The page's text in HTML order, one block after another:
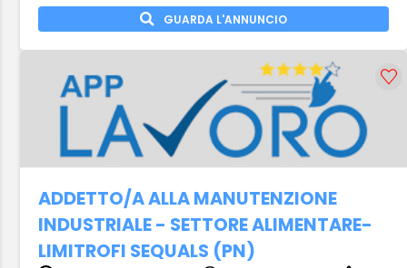
GUARDA L'ANNUNCIO
ADDETTO/A ALLA MANUTENZIONE
INDUSTRIALE - SETTORE ALIMENTARE-
LIMITROFI SEQUALS (PN)